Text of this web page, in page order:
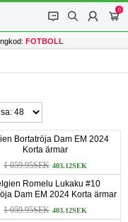
󰂱 󰂨 󰃳
0
󰃦
FOTBOLL
Bortatröja Dam EM 2024
Korta ärmar
1 059.95SEK 403.12SEK
Romelu Lukaku #10
Dam EM 2024 Korta ärmar
1 059.95SEK 403.12SEK